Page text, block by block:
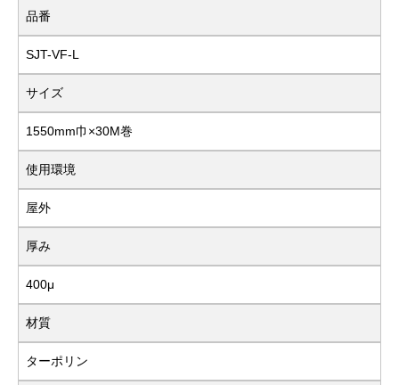
品番
SJT-VF-L
サイズ
1550mm巾×30M巻
使用環境
屋外
厚み
400μ
材質
ターポリン